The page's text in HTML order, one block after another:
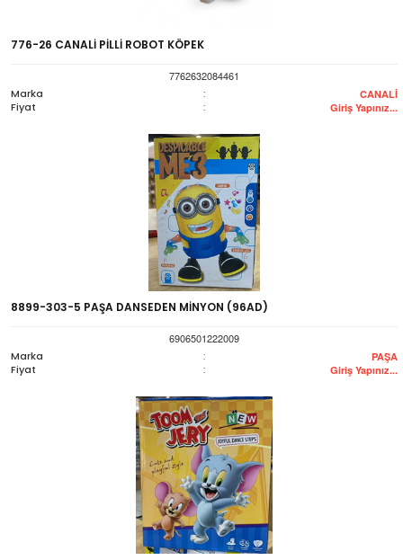
776-26 CANALİ PİLLİ ROBOT KÖPEK
7762632084461
Marka
: CANALİ
Fiyat : Giriş Yapınız...
8899-303-5 PAŞA DANSEDEN MİNYON (96AD)
6906501222009
Marka
: PAŞA
Fiyat : Giriş Yapınız...